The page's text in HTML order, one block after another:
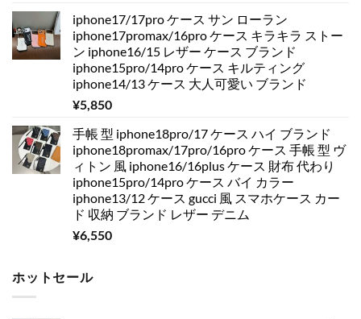
iphone17/17pro ケース サン ローラン
iphone17promax/16pro ケース キラキラ ストー
ン iphone16/15 レザー ケース ブランド
iphone15pro/14pro ケース キルティング
iphone14/13 ケース 大人可愛い ブランド
¥5,850
手帳 型 iphone18pro/17 ケース ハイ ブランド
iphone18promax/17pro/16pro ケース 手帳 型 ヴ
ィトン 風 iphone16/16plus ケース 財布 代わり
iphone15pro/14pro ケース バイ カラー
iphone13/12 ケース gucci 風 スマホケース カー
ド 収納 ブランド レザー デニム
¥6,550
ホットセール